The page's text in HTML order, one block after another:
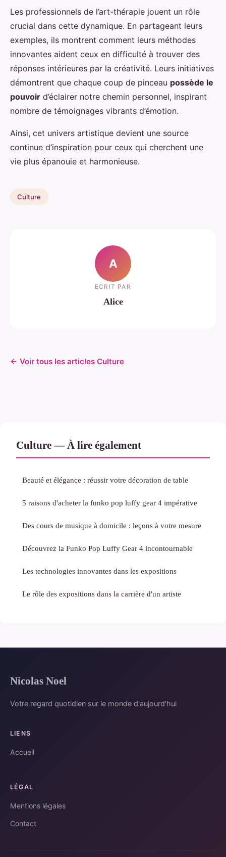
Les professionnels de l’art-thérapie jouent un rôle
crucial dans cette dynamique. En partageant leurs
exemples, ils montrent comment leurs méthodes
innovantes aident ceux en difficulté à trouver des
réponses intérieures par la créativité. Leurs initiatives
démontrent que chaque coup de pinceau possède le
pouvoir d’éclairer notre chemin personnel, inspirant
nombre de témoignages vibrants d’émotion.
Ainsi, cet univers artistique devient une source
continue d’inspiration pour ceux qui cherchent une
vie plus épanouie et harmonieuse.
Culture
A
ECRIT PAR
Alice
← Voir tous les articles Culture
Culture — À lire également
Beauté et élégance : réussir votre décoration de table
5 raisons d'acheter la funko pop luffy gear 4 impérative
Des cours de musique à domicile : leçons à votre mesure
Découvrez la Funko Pop Luffy Gear 4 incontournable
Les technologies innovantes dans les expositions
Le rôle des expositions dans la carrière d'un artiste
Nicolas Noel
Votre regard quotidien sur le monde d'aujourd'hui
LIENS
Accueil
LÉGAL
Mentions légales
Contact